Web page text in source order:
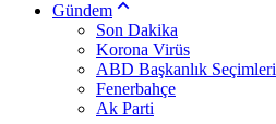
Gündem
Son Dakika
Korona Virüs
ABD Başkanlık Seçimleri
Fenerbahçe
Ak Parti